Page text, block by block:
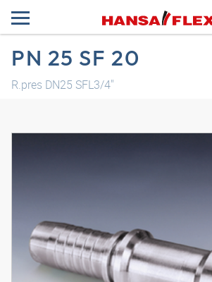
PN 25 SF 20
R.pres DN25 SFL3/4"